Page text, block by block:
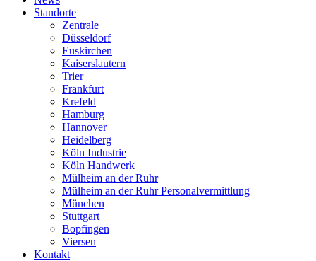
Standorte
Zentrale
Düsseldorf
Euskirchen
Kaiserslautern
Trier
Frankfurt
Krefeld
Hamburg
Hannover
Heidelberg
Köln Industrie
Köln Handwerk
Mülheim an der Ruhr
Mülheim an der Ruhr Personalvermittlung
München
Stuttgart
Bopfingen
Viersen
Kontakt